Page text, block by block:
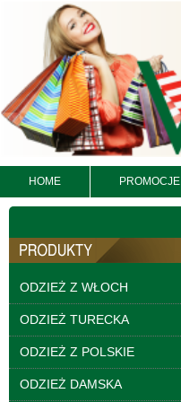
HOME PROMOCJE
ODZIEŻ Z WŁOCH
ODZIEŻ TURECKA
ODZIEŻ Z POLSKIE
ODZIEŻ DAMSKA
Spodnie damskie
jeansy Roz 25-30, 1
Kolor Paczka 10 szt
61.00 zł